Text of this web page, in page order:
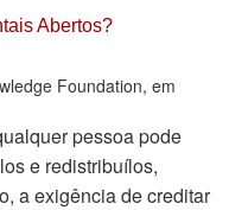
Abertos?
Foundation, em
pessoa pode
e redistribuí­los,
a exigência de creditar